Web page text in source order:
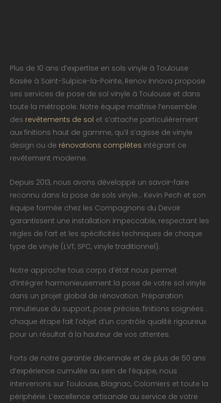
Plus de 10 ans d’expertise en sols vinyle à Toulouse
Basée à Saint-Sulpice-la-Pointe, Renov Innova propose
ses services de pose de sol vinyle à Toulouse et dans
toute la métropole. Notre équipe maîtrise l’ensemble
des revêtements de sol et s’attache particulièrement
aux finitions haut de gamme, qu’il s’agisse de vinyle
design ou de rénovations complètes intégrant ce
revêtement moderne.
Depuis 2013, nous avons développé un savoir-faire
reconnu dans la pose de sols vinyle… Kevin Pech et son
équipe formée chez les Compagnons du Devoir
garantissent une installation impeccable, respectant les
règles de l’art et les spécificités techniques de chaque
type de vinyle (LVT, SPC, vinyle traditionnel).
Notre approche tous corps d’état nous permet
d’intégrer harmonieusement la pose de votre sol vinyle
dans un projet global de rénovation. Préparation
minutieuse du support, pose précise, finitions soignées :
chaque étape fait l’objet d’un contrôle qualité rigoureux
pour un résultat à la hauteur de vos attentes.
Forts de notre garantie décennale et de plus de 50 ans
d’expérience cumulée au sein de l’équipe, nous
intervenons sur Toulouse, Blagnac, Colomiers et toute la
périphérie. L’excellence artisanale au service de votre